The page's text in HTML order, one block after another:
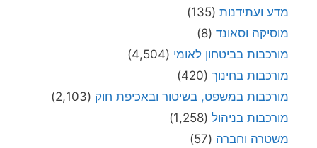
מדע ועתידנות (135)
מוסיקה וסאונד (8)
מורכבות בביטחון לאומי (4,504)
מורכבות בחינוך (420)
מורכבות במשפט, בשיטור ובאכיפת חוק (2,103)
מורכבות בניהול (1,258)
משטרה וחברה (57)